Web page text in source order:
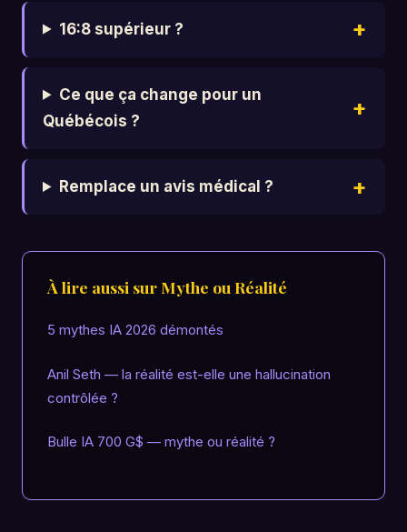
16:8 supérieur ?
Ce que ça change pour un
Québécois ?
Remplace un avis médical ?
À lire aussi sur Mythe ou Réalité
5 mythes IA 2026 démontés
Anil Seth — la réalité est-elle une hallucination
contrôlée ?
Bulle IA 700 G$ — mythe ou réalité ?